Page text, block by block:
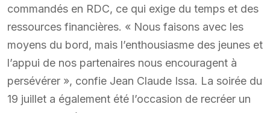
commandés en RDC, ce qui exige du temps et des
ressources financières. « Nous faisons avec les
moyens du bord, mais l’enthousiasme des jeunes et
l’appui de nos partenaires nous encouragent à
persévérer », confie Jean Claude Issa. La soirée du
19 juillet a également été l’occasion de recréer un